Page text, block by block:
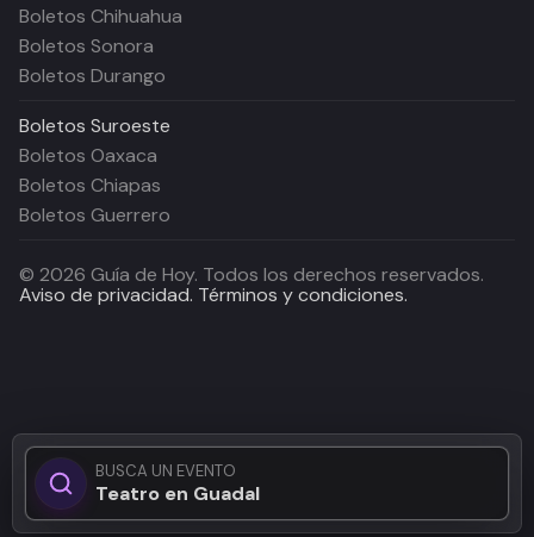
BUSCA UN EVENTO
Teatro en Guadalajar
Boletos Chihuahua
Boletos Sonora
Boletos Durango
Boletos Suroeste
Boletos Oaxaca
Boletos Chiapas
Boletos Guerrero
© 2026 Guía de Hoy. Todos los derechos reservados.
Aviso de privacidad. Términos y condiciones.